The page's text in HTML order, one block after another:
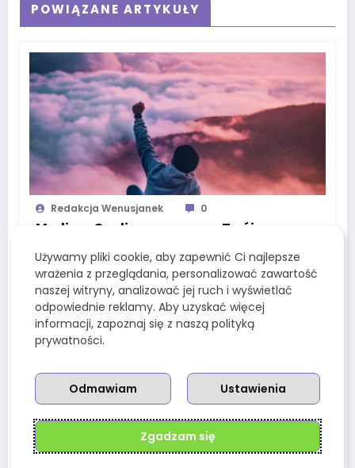
POWIĄZANE ARTYKUŁY
Redakcja Wenusjanek 0
Medium Coeli – co oznacza Twój
19 Lipca, 2025
Używamy pliki cookie, aby zapewnić Ci najlepsze
wrażenia z przeglądania, personalizować zawartość
naszej witryny, analizować jej ruch i wyświetlać
odpowiednie reklamy. Aby uzyskać więcej
informacji, zapoznaj się z naszą polityką
prywatności.
Zgadzam się
Ustawienia
Odmawiam